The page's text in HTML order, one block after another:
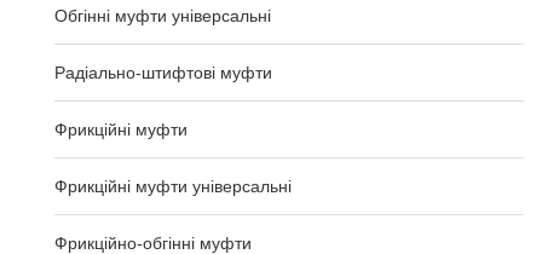
Обгінні муфти універсальні
Радіально-штифтові муфти
Фрикційні муфти
Фрикційні муфти універсальні
Фрикційно-обгінні муфти